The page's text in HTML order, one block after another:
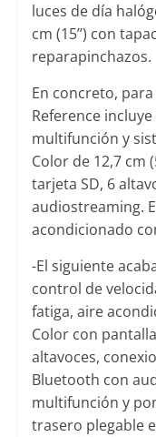
luces de día
cm (15’’) con
reparapinchazos.
En concreto,
Reference
multifunción y
Color de 12,7 cm
tarjeta SD, 6
audiostreaming.
acondicionado
-El siguiente
control de
fatiga, aire
Color con
altavoces,
Bluetooth con
multifunción y
trasero plegable